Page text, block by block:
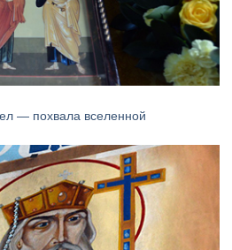
— похвала вселенной